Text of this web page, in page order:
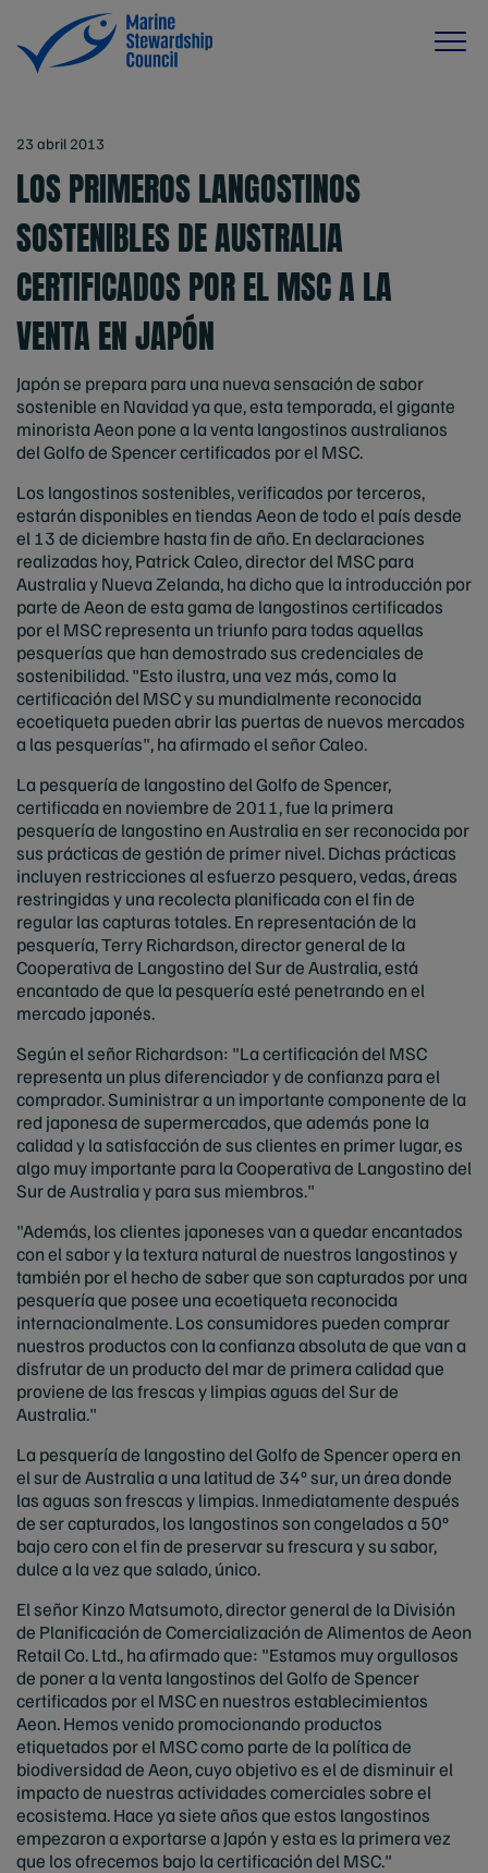
23 abril 2013
LOS PRIMEROS LANGOSTINOS
SOSTENIBLES DE AUSTRALIA
CERTIFICADOS POR EL MSC A LA
VENTA EN JAPÓN
Japón se prepara para una nueva sensación de sabor
sostenible en Navidadya que, esta temporada, el gigante
minorista Aeon pone a la venta langostinos australianos
del Golfo de Spencer certificados por el MSC.
Los langostinos sostenibles, verificados por terceros,
estarán disponibles en tiendas Aeon de todo el país desde
el 13 de diciembre hasta fin de año. En declaraciones
realizadas hoy, Patrick Caleo, director del MSC para
Australia y Nueva Zelanda, ha dicho que la introducción por
parte de Aeon de esta gama de langostinos certificados
por el MSC representa un triunfo para todas aquellas
pesquerías que han demostrado sus credenciales de
sostenibilidad. "Esto ilustra, una vez más, como la
certificación del MSC y su mundialmente reconocida
ecoetiqueta pueden abrir las puertas de nuevos mercados
a las pesquerías", ha afirmado el señor Caleo.
La pesquería de langostino del Golfo de Spencer,
certificada en noviembre de 2011, fue la primera
pesquería de langostinoen Australiaen ser reconocida por
sus prácticas de gestión de primer nivel. Dichas prácticas
incluyen restricciones al esfuerzo pesquero, vedas, áreas
restringidas y una recolecta planificada con el fin de
regular las capturas totales. En representación de la
pesquería, Terry Richardson, director general de la
Cooperativa de Langostino del Sur de Australia, está
encantado de que la pesquería esté penetrando en el
mercado japonés.
Según el señor Richardson: "La certificación del MSC
representa un plus diferenciador y de confianza para el
comprador. Suministrar a un importante componente de la
red japonesa de supermercados, que además pone la
calidad y la satisfacción de sus clientes en primer lugar, es
algo muy importante para laCooperativa de Langostino del
Sur de Australia y para sus miembros."
"Además, los clientes japoneses van a quedar encantados
con el sabor y la textura natural de nuestros langostinos y
también por el hecho de saber que son capturados por una
pesquería que posee una ecoetiqueta reconocida
internacionalmente. Los consumidores pueden comprar
nuestros productos con la confianza absoluta de que van a
disfrutar de un producto del mar de primera calidad que
proviene de las frescas y limpias aguas del Sur de
Australia."
La pesquería de langostino del Golfo de Spencer opera en
el sur de Australia a una latitud de 34º sur, un área donde
las aguas son frescas y limpias. Inmediatamente después
de ser capturados, los langostinos son congelados a 50º
bajo cero con el fin de preservar su frescura y su sabor,
dulce a la vez que salado, único.
El señor Kinzo Matsumoto, director general de la División
de Planificación de Comercialización de Alimentos deAeon
Retail Co. Ltd., ha afirmado que: "Estamos muy orgullosos
de poner a la venta langostinos del Golfo de Spencer
certificados por el MSC en nuestros establecimientos
Aeon. Hemos venido promocionando productos
etiquetados por el MSC como parte de la política de
biodiversidad de Aeon, cuyo objetivo es el de disminuir el
impacto de nuestras actividades comerciales sobre el
ecosistema. Hace ya siete años que estos langostinos
empezaron a exportarse a Japón y esta es la primera vez
que los ofrecemos bajo la certificación del MSC."